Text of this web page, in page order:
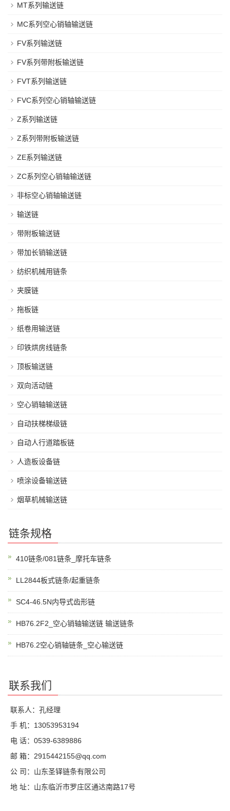
MT系列输送链
MC系列空心销轴输送链
FV系列输送链
FV系列带附板输送链
FVT系列输送链
FVC系列空心销轴输送链
Z系列输送链
Z系列带附板输送链
ZE系列输送链
ZC系列空心销轴输送链
非标空心销轴输送链
输送链
带附板输送链
带加长销输送链
纺织机械用链条
夹膜链
拖板链
纸卷用输送链
印铁烘房线链条
顶板输送链
双向活动链
空心销轴输送链
自动扶梯梯级链
自动人行道踏板链
人造板设备链
喷涂设备输送链
烟草机械输送链
链条规格
410链条/081链条_摩托车链条
LL2844板式链条/起重链条
SC4-46.5N内导式齿形链
HB76.2F2_空心销轴输送链 输送链条
HB76.2空心销轴链条_空心输送链
联系我们
联系人：孔经理
手 机：13053953194
电 话：0539-6389886
邮 箱：2915442155@qq.com
公 司：山东圣铎链条有限公司
地 址：山东临沂市罗庄区通达南路17号